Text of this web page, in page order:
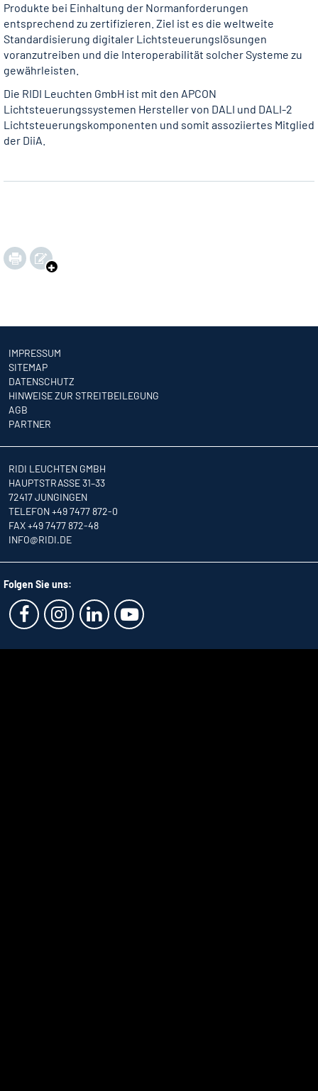
Produkte bei Einhaltung der Normanforderungen
entsprechend zu zertifizieren. Ziel ist es die weltweite
Standardisierung digitaler Lichtsteuerungslösungen
voranzutreiben und die Interoperabilität solcher Systeme zu
gewährleisten.
Die RIDI Leuchten GmbH ist mit den APCON
Lichtsteuerungssystemen Hersteller von DALI und DALI-2
Lichtsteuerungskomponenten und somit assoziiertes Mitglied
der DiiA.
IMPRESSUM
SITEMAP
DATENSCHUTZ
HINWEISE ZUR STREITBEILEGUNG
AGB
PARTNER
RIDI LEUCHTEN GMBH
HAUPTSTRASSE 31–33
72417 JUNGINGEN
TELEFON +49 7477 872-0
FAX +49 7477 872-48
INFO@RIDI.DE
Folgen Sie uns: